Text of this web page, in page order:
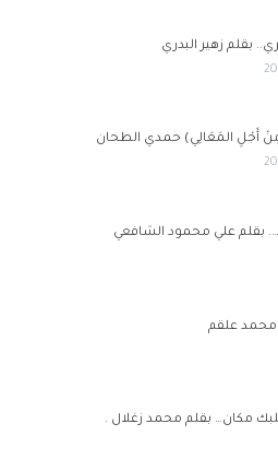
بقلم زهير البدري
أَجْلِ المَعَالِي) حمدي الطحان
بقلم علي محمود الشافعي
محمد علقم
مكان… بقلم محمد زغلال .